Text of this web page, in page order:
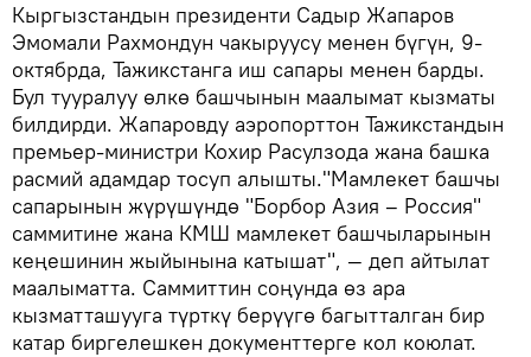
Кыргызстандын президенти Садыр Жапаров
Эмомали Рахмондун чакыруусу менен бүгүн, 9-
октябрда, Тажикстанга иш сапары менен барды.
Бул тууралуу өлкө башчынын маалымат кызматы
билдирди. Жапаровду аэропорттон Тажикстандын
премьер-министри Кохир Расулзода жана башка
расмий адамдар тосуп алышты."Мамлекет башчы
сапарынын жүрүшүндө "Борбор Азия – Россия"
саммитине жана КМШ мамлекет башчыларынын
кеңешинин жыйынына катышат", — деп айтылат
маалыматта. Саммиттин соңунда өз ара
кызматташууга түрткү берүүгө багытталган бир
катар биргелешкен документтерге кол коюлат.